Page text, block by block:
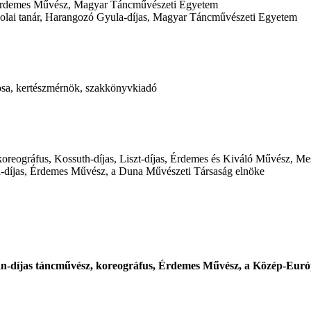
Művész, Magyar Táncművészeti Egyetem
tanár, Harangozó Gyula-díjas, Magyar Táncművészeti Egyetem
kertészmérnök, szakkönyvkiadó
Kossuth-díjas, Liszt-díjas, Érdemes és Kiváló Művész,
Érdemes Művész, a Duna Művészeti Társaság elnöke
díjas táncművész, koreográfus, Érdemes Művész, a Közép-